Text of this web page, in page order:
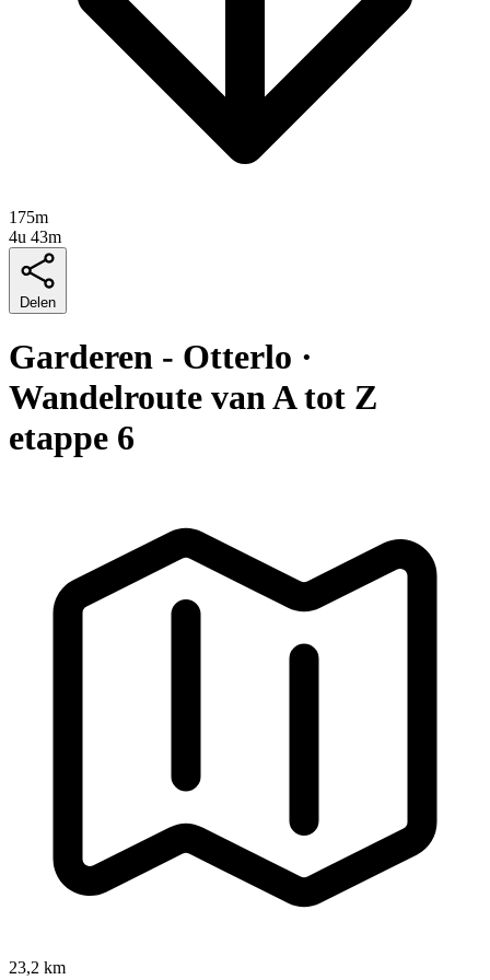
175m
4u 43m
Delen
Garderen - Otterlo ·
Wandelroute van A tot Z
etappe 6
23,2 km